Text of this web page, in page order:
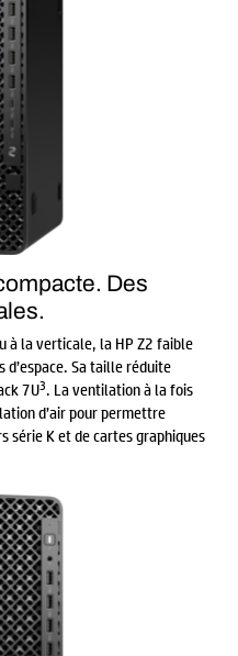
Des
à la verticale, la HP Z2 faible
Sa taille réduite
7U3. La ventilation à la fois
d’air pour permettre
série K et de cartes graphiques